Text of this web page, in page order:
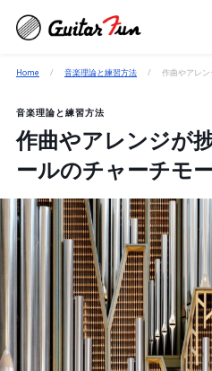
Home 音楽理論と練習方法 作曲やアレン
音楽理論と練習方法
作曲やアレンジが
ールのチャーチモ